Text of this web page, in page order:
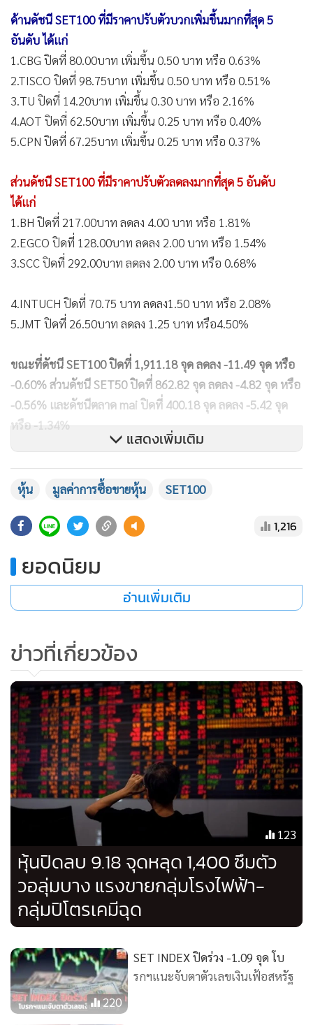
ด้านดัชนี SET100 ที่มีราคาปรับตัวบวกเพิ่มขึ้นมากที่สุด 5
อันดับ ได้แก่
1.CBG ปิดที่ 80.00บาท เพิ่มขึ้น 0.50 บาท หรือ 0.63%
2.TISCO ปิดที่ 98.75บาท เพิ่มขึ้น 0.50 บาท หรือ 0.51%
3.TU ปิดที่ 14.20บาท เพิ่มขึ้น 0.30 บาท หรือ 2.16%
4.AOT ปิดที่ 62.50บาท เพิ่มขึ้น 0.25 บาท หรือ 0.40%
5.CPN ปิดที่ 67.25บาท เพิ่มขึ้น 0.25 บาท หรือ 0.37%
ส่วนดัชนี SET100 ที่มีราคาปรับตัวลดลงมากที่สุด 5 อันดับ
ได้แก่
1.BH ปิดที่ 217.00บาท ลดลง 4.00 บาท หรือ 1.81%
2.EGCO ปิดที่ 128.00บาท ลดลง 2.00 บาท หรือ 1.54%
3.SCC ปิดที่ 292.00บาท ลดลง 2.00 บาท หรือ 0.68%
4.INTUCH ปิดที่ 70.75 บาท ลดลง1.50 บาท หรือ 2.08%
5.JMT ปิดที่ 26.50บาท ลดลง 1.25 บาท หรือ4.50%
ขณะที่ดัชนี SET100 ปิดที่ 1,911.18 จุด ลดลง -11.49 จุด หรือ
-0.60% ส่วนดัชนี SET50 ปิดที่ 862.82 จุด ลดลง -4.82 จุด หรือ
-0.56% และดัชนีตลาด mai ปิดที่ 400.18 จุด ลดลง -5.42 จุด
หรือ -1.34%
นายณรงค์เดช จันทรไพศาล ผู้อำนวยการฝ่ายวิเคราะห์หลัก
ทรัพย์ บล.ไอร่า กล่าวว่า ตลาดหุ้นไทยวันนี้ปรับลงต่อเนื่องหลุด
ซื้อขายเบาบาง โดยมีแรงขายหุ้นกลุ่มไฟฟ้าตอบรับความกังวลผล
ไตรมาส 3/66 และไตรมาส 1/66 ก็ยังไม่ชัดเจนว่าค่า Ft จะปรับ
ขึ้นได้หรือไม่ นอกจากนี้ยังมีแรงขายหุ้นกลุ่มปิโตรเคมีกังวล
เศรษฐกิจจีนยังมีปัญหา ส่วนหุ้นใหญ่ตัวอื่นก็ยังทรงๆ
"นักลงทุนขาดความเชื่อมั่น โดยเฉพาะประเด็นโปรแกรมเทรดดิ้ง
และการทำธุรกรรมชอร์ตเซล โดยวานนี้มีการซื้อขายหุ้น AOT
ผ่านโปรแกรเทรดดิ้งถึง 40% ของมูลค่าการซื้อขายหุ้น AOT
ทั้งหมด ในขณะที่ราคาหุ้นลงไปแรง อีกทั้ง ตลาดหุ้นไทยไม่ค่อย
น่าสนใจ เชิงปัจจัยพื้นฐานมีการปรับลดกำไรต่อหุ้น (EPS) ของ
บริษัทจดทะเบียน และ P/E ยังแพง"นายณรงค์เดช กล่าว
ส่วนแนวโน้มตลาดสัปดาห์หน้ายังมีโอกาสซึมตัวต่อ แต่อาจมี
จังหวะรีบาวด์ขึ้นมาได้แต่คงไปได้ไม่ไกล ให้แนวรับ 1,390 จุด
ส่วนแนวต้านแรกให้ไว้ที่ 1,408 จุด ถัดไป 1,430 จุด โดยตลาดน่า
จะรอ sentiment เขิงบวกจากต่างประเทศ
แสดงเพิ่มเติม
หุ้น มูลค่าการซื้อขายหุ้น SET100
1,216
ยอดนิยม
อ่านเพิ่มเติม
ข่าวที่เกี่ยวข้อง
123
หุ้นปิดลบ 9.18 จุดหลุด 1,400 ซึมตัว
วอลุ่มบาง แรงขายกลุ่มโรงไฟฟ้า-
กลุ่มปิโตรเคมีฉุด
220
SET INDEX ปิดร่วง -1.09 จุด โบ
รกฯแนะจับตาตัวเลขเงินเฟ้อสหรัฐ